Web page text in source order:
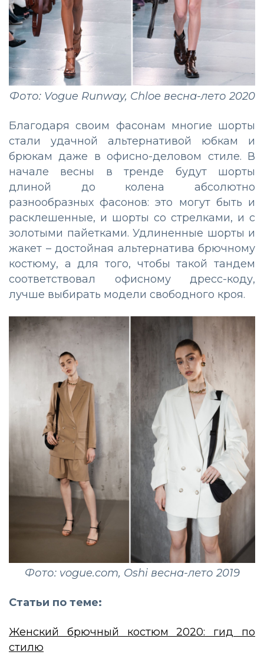
Фото: Vogue Runway, Chloe весна-лето 2020
Благодаря своим фасонам многие шорты
стали удачной альтернативой юбкам и
брюкам даже в офисно-деловом стиле. В
начале весны в тренде будут шорты
длиной до колена абсолютно
разнообразных фасонов: это могут быть и
расклешенные, и шорты со стрелками, и с
золотыми пайетками. Удлиненные шорты и
жакет – достойная альтернатива брючному
костюму, а для того, чтобы такой тандем
соответствовал офисному дресс-коду,
лучше выбирать модели свободного кроя.
Фото: vogue.com, Oshi весна-лето 2019
Статьи по теме:
Женский брючный костюм 2020: гид по
стилю